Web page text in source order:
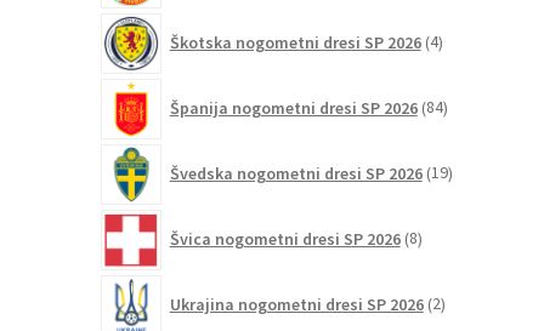
Škotska nogometni dresi SP 2026 4izdelki
Španija nogometni dresi SP 2026 84izdelkov
Švedska nogometni dresi SP 2026 19izdelkov
Švica nogometni dresi SP 2026 8izdelkov
Ukrajina nogometni dresi SP 2026 2izdelka